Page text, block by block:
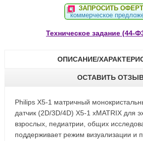
ЗАПРОСИТЬ
коммерческое
Техническое задание (44-
ОПИСАНИЕ/
ОСТАВИТЬ
Philips Х5-1 матричный
датчик (2D/3D/4D) X5-1 xMATRIX для
взрослых, педиатрии, общих
поддерживает режим визуализации и